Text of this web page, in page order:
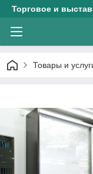
Торговое и
Товары и